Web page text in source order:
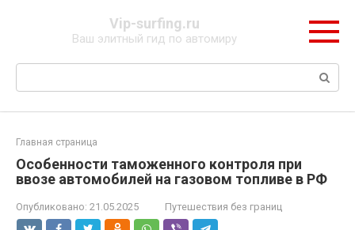
Vip-surfing.ru
Ваш элитный гид по автомиру
Поиск:
Главная страница
Особенности таможенного контроля при
ввозе автомобилей на газовом топливе в РФ
Опубликовано: 21.05.2025 Путешествия без границ